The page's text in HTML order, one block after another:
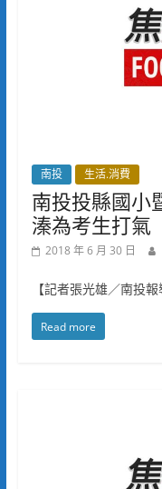
南投 生活.消費
南投投縣國
溱為考生打氣
2018 年 6 月 30 日
【記者張光雄／南投
Read more